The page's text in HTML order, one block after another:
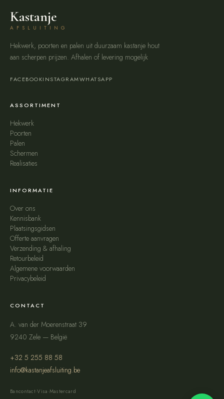
Kastanje
AFSLUITING
Hekwerk, poorten en palen uit duurzaam kastanje hout
aan scherpen prijzen. Afhalen of levering mogelijk
FACEBOOKINSTAGRAMWHATSAPP
ASSORTIMENT
Hekwerk
Poorten
Palen
Schermen
Realisaties
INFORMATIE
Over ons
Kennisbank
Plaatsingsgidsen
Offerte aanvragen
Verzending & afhaling
Retourbeleid
Algemene voorwaarden
Privacybeleid
CONTACT
A. van der Moerenstraat 39
9240 Zele — België
+32 5 255 88 58
info@kastanjeafsluiting.be
Bancontact·Visa ·Mastercard